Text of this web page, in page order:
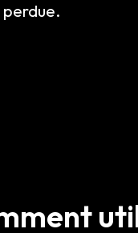
perdue.